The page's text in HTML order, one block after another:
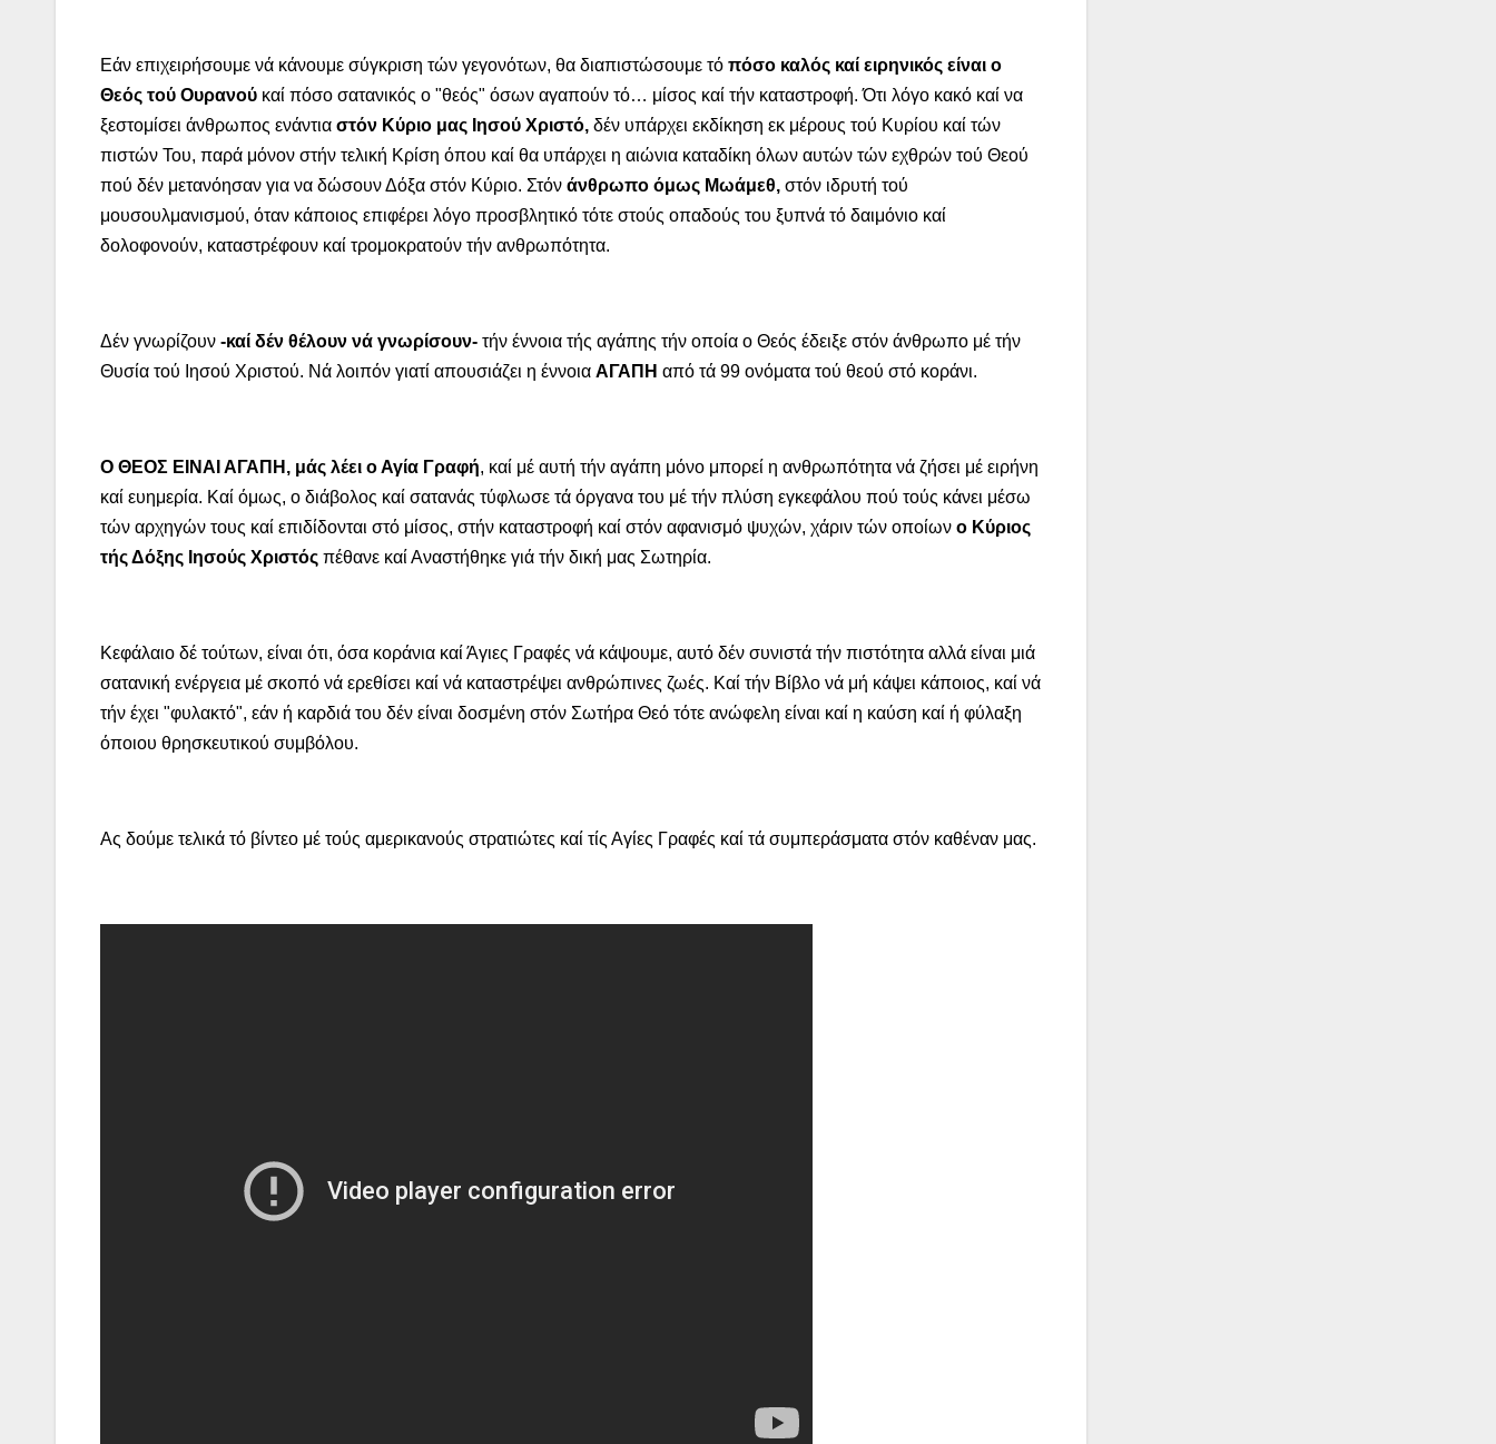
Εάν επιχειρήσουμε νά κάνουμε σύγκριση τών γεγονότων, θα διαπιστώσουμε τό πόσο καλός καί ειρηνικός είναι ο
Θεός τού Ουρανού καί πόσο σατανικός ο "θεός" όσων αγαπούν τό… μίσος καί τήν καταστροφή. Ότι λόγο κακό καί να
ξεστομίσει άνθρωπος ενάντια στόν Κύριο μας Ιησού Χριστό, δέν υπάρχει εκδίκηση εκ μέρους τού Κυρίου καί τών
πιστών Του, παρά μόνον στήν τελική Κρίση όπου καί θα υπάρχει η αιώνια καταδίκη όλων αυτών τών εχθρών τού Θεού
πού δέν μετανόησαν για να δώσουν Δόξα στόν Κύριο. Στόν άνθρωπο όμως Μωάμεθ, στόν ιδρυτή τού
μουσουλμανισμού, όταν κάποιος επιφέρει λόγο προσβλητικό τότε στούς οπαδούς του ξυπνά τό δαιμόνιο καί
δολοφονούν, καταστρέφουν καί τρομοκρατούν τήν ανθρωπότητα.
Δέν γνωρίζουν -καί δέν θέλουν νά γνωρίσουν- τήν έννοια τής αγάπης τήν οποία ο Θεός έδειξε στόν άνθρωπο μέ τήν
Θυσία τού Ιησού Χριστού. Νά λοιπόν γιατί απουσιάζει η έννοια ΑΓΑΠΗ από τά 99 ονόματα τού θεού στό κοράνι.
Ο ΘΕΟΣ ΕΙΝΑΙ ΑΓΑΠΗ, μάς λέει ο Αγία Γραφή, καί μέ αυτή τήν αγάπη μόνο μπορεί η ανθρωπότητα νά ζήσει μέ ειρήνη
καί ευημερία. Καί όμως, ο διάβολος καί σατανάς τύφλωσε τά όργανα του μέ τήν πλύση εγκεφάλου πού τούς κάνει μέσω
τών αρχηγών τους καί επιδίδονται στό μίσος, στήν καταστροφή καί στόν αφανισμό ψυχών, χάριν τών οποίων ο Κύριος
τής Δόξης Ιησούς Χριστός πέθανε καί Αναστήθηκε γιά τήν δική μας Σωτηρία.
Κεφάλαιο δέ τούτων, είναι ότι, όσα κοράνια καί Άγιες Γραφές νά κάψουμε, αυτό δέν συνιστά τήν πιστότητα αλλά είναι μιά
σατανική ενέργεια μέ σκοπό νά ερεθίσει καί νά καταστρέψει ανθρώπινες ζωές. Καί τήν Βίβλο νά μή κάψει κάποιος, καί νά
τήν έχει "φυλακτό", εάν ή καρδιά του δέν είναι δοσμένη στόν Σωτήρα Θεό τότε ανώφελη είναι καί η καύση καί ή φύλαξη
όποιου θρησκευτικού συμβόλου.
Ας δούμε τελικά τό βίντεο μέ τούς αμερικανούς στρατιώτες καί τίς Αγίες Γραφές καί τά συμπεράσματα στόν καθέναν μας.